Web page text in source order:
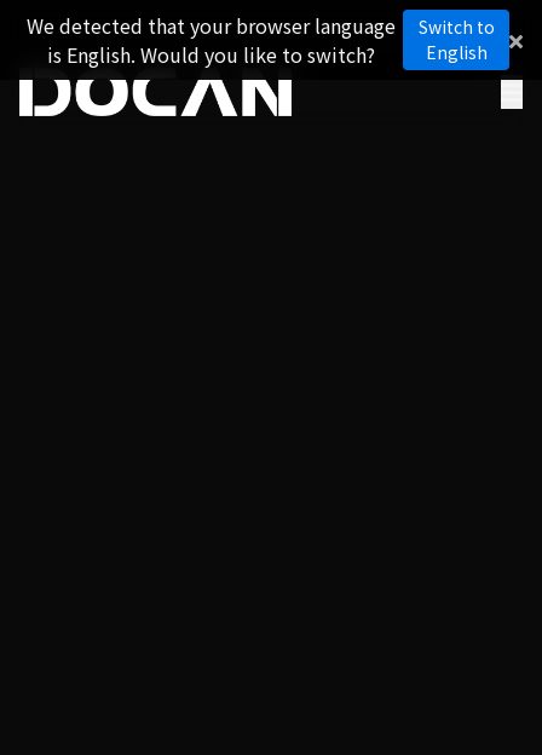
We detected that your browser language
is English. Would you like to switch?
Switch to
English